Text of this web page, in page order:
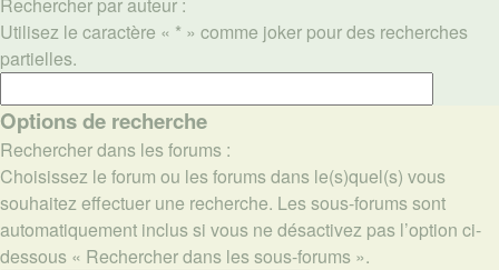
Utilisez le caractère « * » comme joker pour des recherches
partielles.
Options de recherche
Rechercher dans les forums :
Choisissez le forum ou les forums dans le(s)quel(s) vous
souhaitez effectuer une recherche. Les sous-forums sont
automatiquement inclus si vous ne désactivez pas l’option ci-
dessous « Rechercher dans les sous-forums ».